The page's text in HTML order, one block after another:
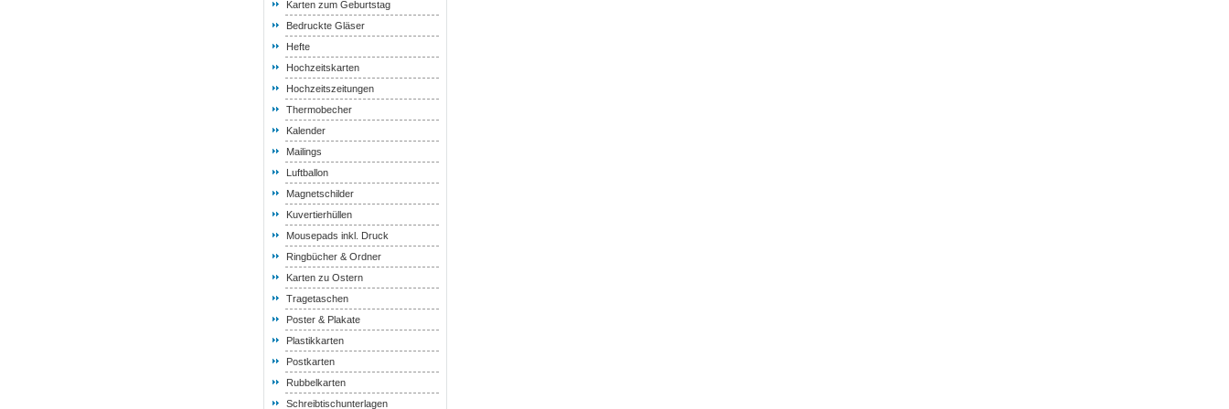
Karten zum Geburtstag
Bedruckte Gläser
Hefte
Hochzeitskarten
Hochzeitszeitungen
Thermobecher
Kalender
Mailings
Luftballon
Magnetschilder
Kuvertierhüllen
Mousepads inkl. Druck
Ringbücher & Ordner
Karten zu Ostern
Tragetaschen
Poster & Plakate
Plastikkarten
Postkarten
Rubbelkarten
Schreibtischunterlagen